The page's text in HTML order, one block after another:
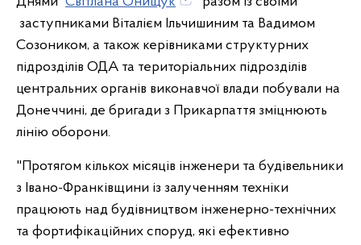
заступниками Віталієм Ільчишиним та Вадимом
Созоником, а також керівниками структурних
підрозділів ОДА та територіальних підрозділів
центральних органів виконавчої влади побували на
Донеччині, де бригади з Прикарпаття зміцнюють
лінію оборони.
"Протягом кількох місяців інженери та будівельники
з Івано-Франківщини із залученням техніки
працюють над будівництвом інженерно-технічних
та фортифікаційних споруд, які ефективно